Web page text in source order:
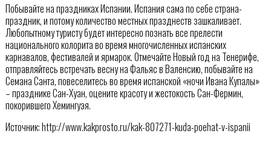
Побывайте на праздниках Испании. Испания сама по себе страна-
праздник, и потому количество местных празднеств зашкаливает.
Любопытному туристу будет интересно познать все прелести
национального колорита во время многочисленных испанских
карнавалов, фестивалей и ярмарок. Отмечайте Новый год на Тенерифе,
отправляйтесь встречать весну на Фальяс в Валенсию, побывайте на
Семана Санта, повеселитесь во время испанской «ночи Ивана Купалы»
– празднике Сан-Хуан, оцените красоту и жестокость Сан-Фермин,
покорившего Хемингуэя.
Источник: http://www.kakprosto.ru/kak-807271-kuda-poehat-v-ispanii